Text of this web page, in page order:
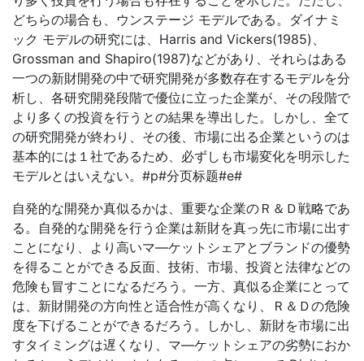
どちらの場合も、ウンステージ モデルである。ダイナミ
ック モデルの研究には、Harris and Vickers(1985)、
Grossman and Shapiro(1987)などがあり、それらはある
一つの新財開発の中で研究開発が多数存在するモデルを分
析し、各研究開発段階で優位に立った企業が、その段階で
より多くの投資を行うとの結果を導出した。しかし、全て
の研究開発が終わり、その後、市場に出る企業というのは
基本的には１社であるため、必ずしも市場変化を明示した
モデルとはいえない。#p#分页标题#e#
自発的な開発か真似るかは、重要な企業のＲ＆Ｄ戦略であ
る。自発的な開発を行う企業は新財を真っ先に市場に出す
ことになり、より高いマ—ケットシェアとブランドの優勢
を得ることができる反面、技術、市場、投資と法律などの
危険も冒すことになるだろう。一方、真似る企業にとって
は、新財開発の方向性と适合性が高くなり、Ｒ＆Ｄの危険
度を下げることができるだろう。しかし、新財を市場に出
すタイミングは遅くなり、マ—ケットシェアの劣勢におか